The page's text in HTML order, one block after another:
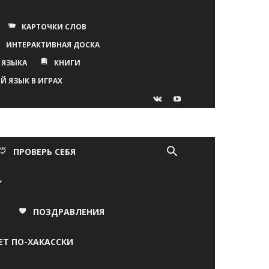
КАРТОЧКИ СЛОВ
ИНТЕРАКТИВНАЯ ДОСКА
ЯЗЫКА
КНИГИ
ЯЗЫК В ИГРАХ
ПРОВЕРЬ СЕБЯ
ПОЗДРАВЛЕНИЯ
ПО-ХАКАССКИ